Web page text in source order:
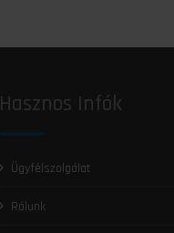
Hasznos Infók
Ügyfélszolgálat
Rólunk